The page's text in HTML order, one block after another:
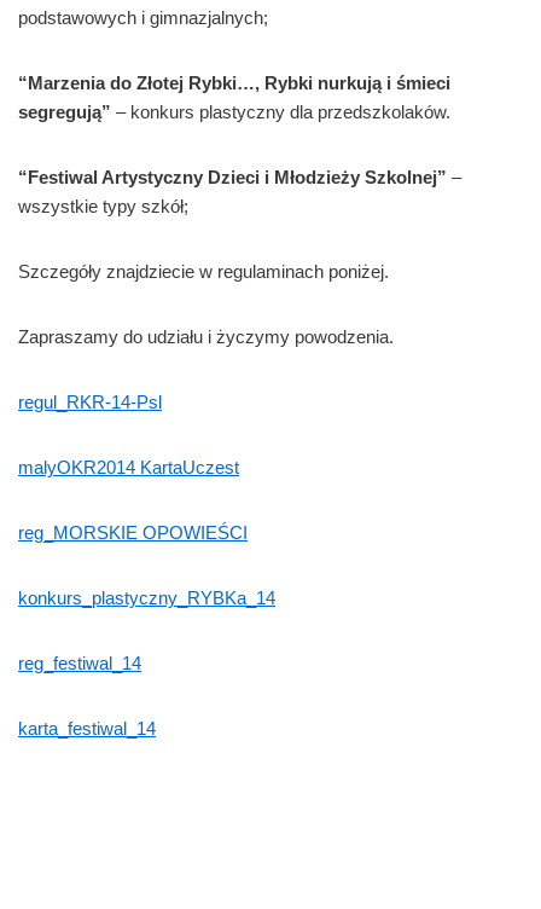
podstawowych i gimnazjalnych;
“Marzenia do Złotej Rybki…, Rybki nurkują i śmieci
segregują” – konkurs plastyczny dla przedszkolaków.
“Festiwal Artystyczny Dzieci i Młodzieży Szkolnej” –
wszystkie typy szkół;
Szczegóły znajdziecie w regulaminach poniżej.
Zapraszamy do udziału i życzymy powodzenia.
regul_RKR-14-Psl
malyOKR2014 KartaUczest
reg_MORSKIE OPOWIEŚCI
konkurs_plastyczny_RYBKa_14
reg_festiwal_14
karta_festiwal_14